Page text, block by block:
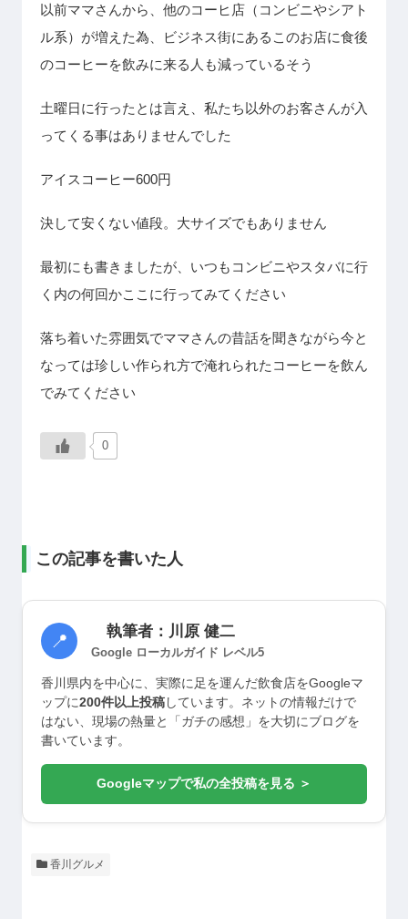
以前ママさんから、他のコーヒ店（コンビニやシアト
ル系）が増えた為、ビジネス街にあるこのお店に食後
のコーヒーを飲みに来る人も減っているそう
土曜日に行ったとは言え、私たち以外のお客さんが入
ってくる事はありませんでした
アイスコーヒー600円
決して安くない値段。大サイズでもありません
最初にも書きましたが、いつもコンビニやスタバに行
く内の何回かここに行ってみてください
落ち着いた雰囲気でママさんの昔話を聞きながら今と
なっては珍しい作られ方で淹れられたコーヒーを飲ん
でみてください
0
この記事を書いた人
📍 執筆者：川原 健二
Google ローカルガイド レベル5
香川県内を中心に、実際に足を運んだ飲食店をGoogleマ
ップに200件以上投稿 しています。ネットの情報だけで
はない、現場の熱量と「ガチの感想」を大切にブログを
書いています。
Googleマップで私の全投稿を見る ＞
香川グルメ